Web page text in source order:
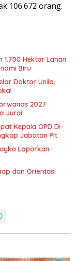
106.672 orang.
1.700 Hektar Lahan
Biru
Doktor Unila,
2027
Jurai
Kepala OPD Di-
Jabatan Plt
Laporkan
dan Orientasi